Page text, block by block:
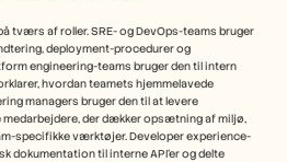
tværs af roller. SRE- og DevOps-teams bruger
deployment-procedurer og
engineering-teams bruger den til intern
hvordan teamets hjemmelavede
managers bruger den til at levere
der dækker opsætning af miljø,
specifikke værktøjer. Developer experience-
dokumentation til interne API'er og delte